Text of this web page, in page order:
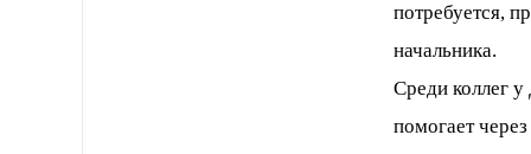
потребуется,
начальника.
Среди коллег
помогает